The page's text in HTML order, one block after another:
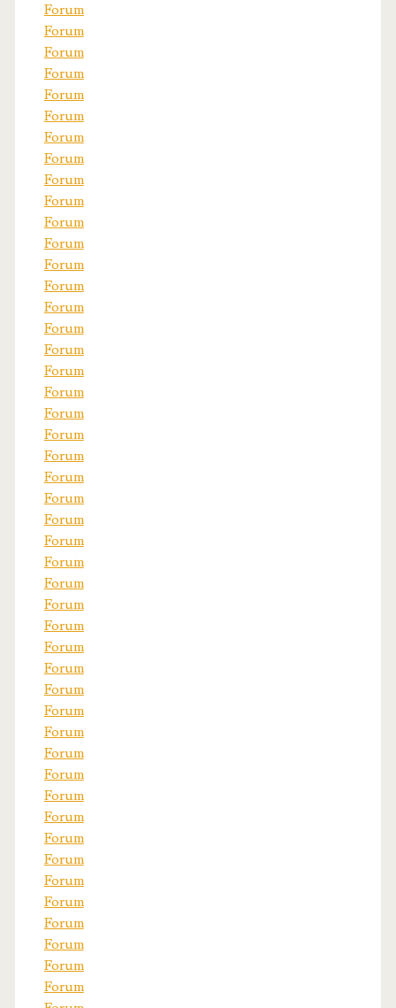
Forum
Forum
Forum
Forum
Forum
Forum
Forum
Forum
Forum
Forum
Forum
Forum
Forum
Forum
Forum
Forum
Forum
Forum
Forum
Forum
Forum
Forum
Forum
Forum
Forum
Forum
Forum
Forum
Forum
Forum
Forum
Forum
Forum
Forum
Forum
Forum
Forum
Forum
Forum
Forum
Forum
Forum
Forum
Forum
Forum
Forum
Forum